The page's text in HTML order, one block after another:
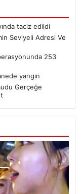
taciz edildi
Seviyeli Adresi Ve
253
yangın
Gerçeğe